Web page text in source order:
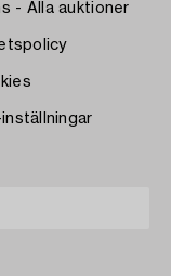
- Alla auktioner